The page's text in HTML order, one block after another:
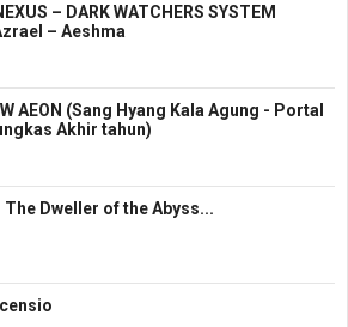
– DARK WATCHERS SYSTEM
– Aeshma
AEON (Sang Hyang Kala Agung - Portal
Akhir tahun)
Dweller of the Abyss...